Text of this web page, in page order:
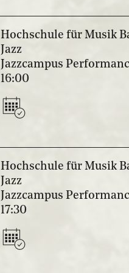
Hochschule für Musik
Jazz
Jazzcampus
16:00
Hochschule für Musik
Jazz
Jazzcampus
17:30